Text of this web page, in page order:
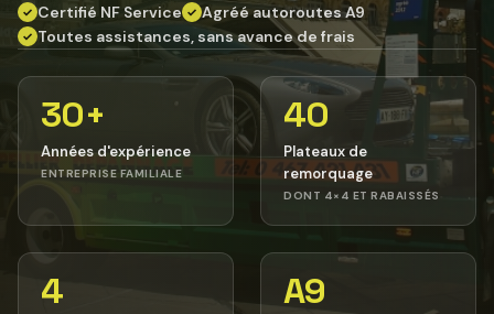
✓ Certifié NF Service ✓ Agréé autoroutes A9
✓ Toutes assistances, sans avance de frais
30+
Années d'expérience
ENTREPRISE FAMILIALE
40
Plateaux de
remorquage
DONT 4×4 ET RABAISSÉS
4 A9